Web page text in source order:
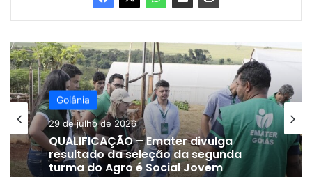
Goiânia
29 de julho de 2026
QUALIFICAÇÃO – Emater divulga
resultado da seleção da segunda
turma do Agro é Social Jovem